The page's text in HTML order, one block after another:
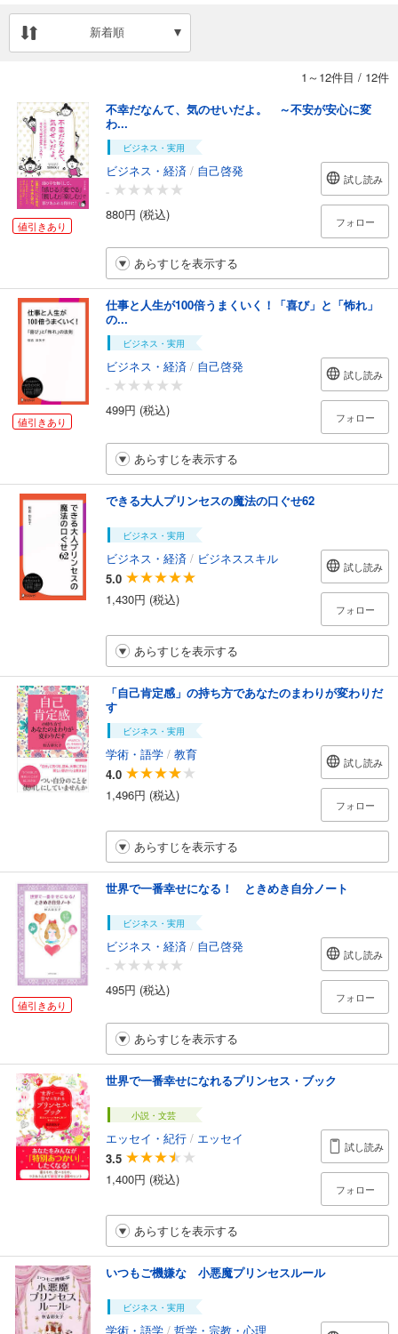
新着順
1～12件目 / 12件
値引きあり
不幸だなんて、気のせいだよ。 ～不安が安心に変
わ...
ビジネス・実用
ビジネス・経済 / 自己啓発
-
880円 (税込)
試し読み
フォロー
あらすじを表示する
値引きあり
仕事と人生が100倍うまくいく！「喜び」と「怖れ」
の...
ビジネス・実用
ビジネス・経済 / 自己啓発
-
499円 (税込)
試し読み
フォロー
あらすじを表示する
できる大人プリンセスの魔法の口ぐせ62
ビジネス・実用
ビジネス・経済 / ビジネススキル
5.0
1,430円 (税込)
試し読み
フォロー
あらすじを表示する
「自己肯定感」の持ち方であなたのまわりが変わりだ
す
ビジネス・実用
学術・語学 / 教育
4.0
1,496円 (税込)
試し読み
フォロー
あらすじを表示する
値引きあり
世界で一番幸せになる！ ときめき自分ノート
ビジネス・実用
ビジネス・経済 / 自己啓発
-
495円 (税込)
試し読み
フォロー
あらすじを表示する
世界で一番幸せになれるプリンセス・ブック
小説・文芸
エッセイ・紀行 / エッセイ
3.5
1,400円 (税込)
試し読み
フォロー
あらすじを表示する
いつもご機嫌な 小悪魔プリンセスルール
ビジネス・実用
学術・語学 / 哲学・宗教・心理